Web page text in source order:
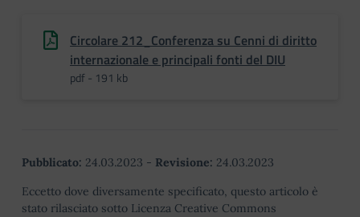
Circolare 212_Conferenza su Cenni di diritto
internazionale e principali fonti del DIU
pdf - 191 kb
Pubblicato: 24.03.2023 - Revisione: 24.03.2023
Eccetto dove diversamente specificato, questo articolo è
stato rilasciato sotto Licenza Creative Commons